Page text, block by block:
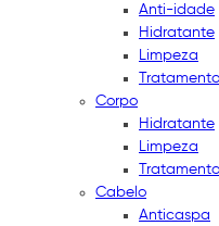
Anti-idade
Hidratante
Limpeza
Tratamento
Corpo
Hidratante
Limpeza
Tratamento
Cabelo
Anticaspa